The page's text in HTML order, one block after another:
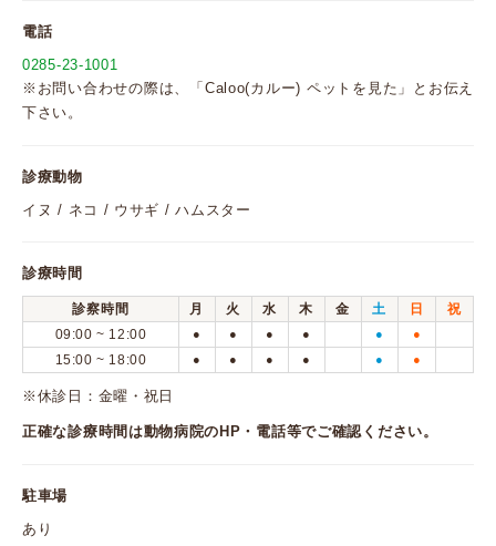
電話
0285-23-1001
※お問い合わせの際は、「Caloo(カルー) ペットを見た」とお伝え
下さい。
診療動物
イヌ / ネコ / ウサギ / ハムスター
診療時間
診察時間 月 火 水 木 金 土 日
祝
09:00 ~ 12:00
● ● ● ● ● ●
15:00 ~ 18:00 ● ● ● ● ● ●
※休診日：金曜・祝日
正確な診療時間は動物病院のHP・電話等でご確認ください。
駐車場
あり